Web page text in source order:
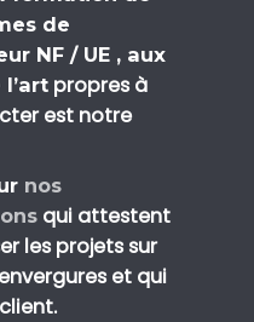
de
NF / UE , aux
propres à
est notre
nos
qui attestent
les projets sur
et qui